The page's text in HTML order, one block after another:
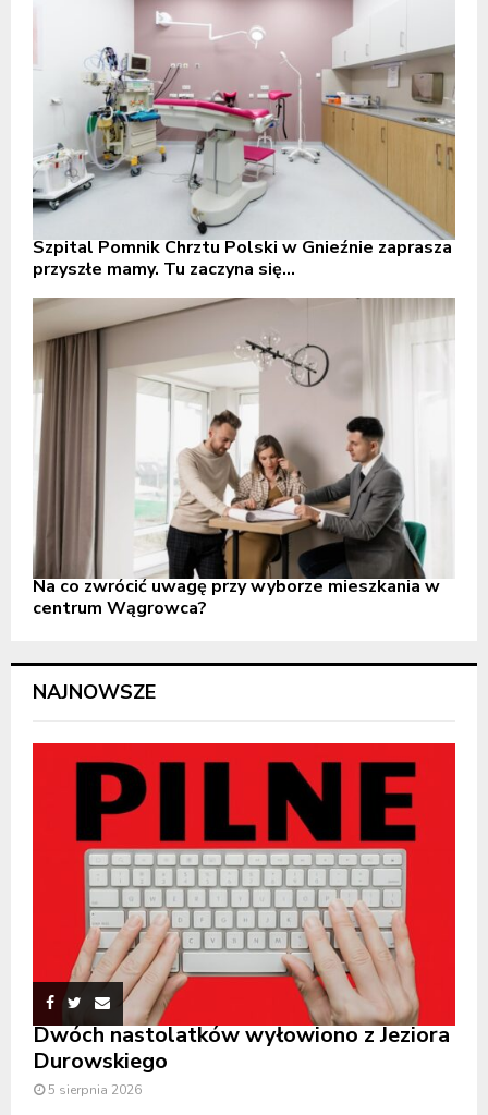
Szpital Pomnik Chrztu Polski w Gnieźnie zaprasza
przyszłe mamy. Tu zaczyna się...
Na co zwrócić uwagę przy wyborze mieszkania w
centrum Wągrowca?
NAJNOWSZE
Dwóch nastolatków wyłowiono z Jeziora
Durowskiego
5 sierpnia 2026